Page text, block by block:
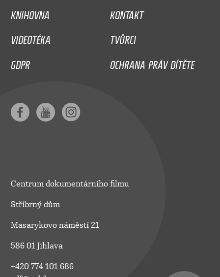
KNIHOVNA
KONTAKT
VIDEOTÉKA
TVŮRCI
GDPR
OCHRANA PRÁV DÍTĚTE
Centrum dokumentárního filmu
Stříbrný dům
Masarykovo náměstí 21
586 01 Jihlava
+420 774 101 686